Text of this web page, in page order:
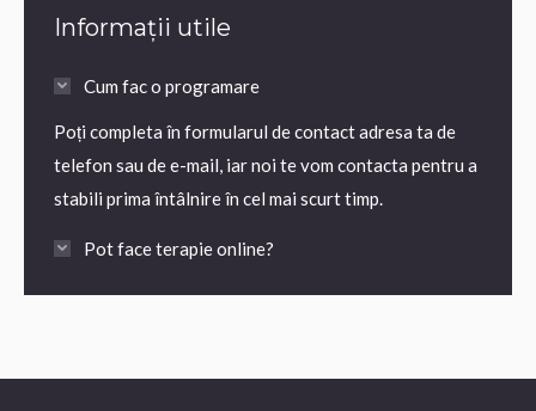
Informații utile
Cum fac o programare
Poți completa în formularul de contact adresa ta de
telefon sau de e-mail, iar noi te vom contacta pentru a
stabili prima întâlnire în cel mai scurt timp.
Pot face terapie online?